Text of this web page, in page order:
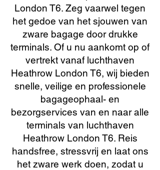
London T6. Zeg vaarwel tegen
het gedoe van het sjouwen van
zware bagage door drukke
terminals. Of u nu aankomt op of
vertrekt vanaf luchthaven
Heathrow London T6, wij bieden
snelle, veilige en professionele
bagageophaal- en
bezorgservices van en naar alle
terminals van luchthaven
Heathrow London T6. Reis
handsfree, stressvrij en laat ons
het zware werk doen, zodat u